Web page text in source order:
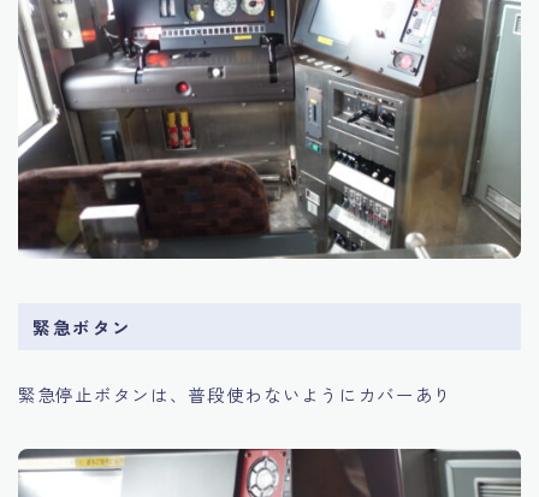
緊急ボタン
緊急停止ボタンは、普段使わないようにカバーあり